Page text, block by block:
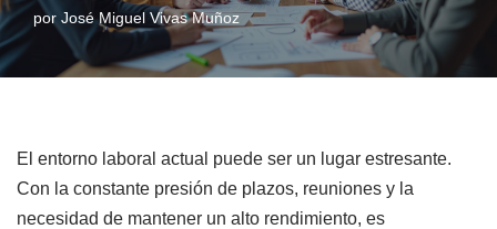
por José Miguel Vivas Muñoz
El entorno laboral actual puede ser un lugar estresante.
Con la constante presión de plazos, reuniones y la
necesidad de mantener un alto rendimiento, es